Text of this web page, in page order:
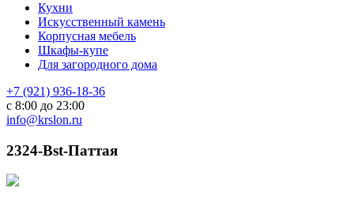
Кухни
Искусственный камень
Корпусная мебель
Шкафы-купе
Для загородного дома
+7 (921) 936-18-36
с 8:00 до 23:00
info@krslon.ru
2324-Bst-Паттая